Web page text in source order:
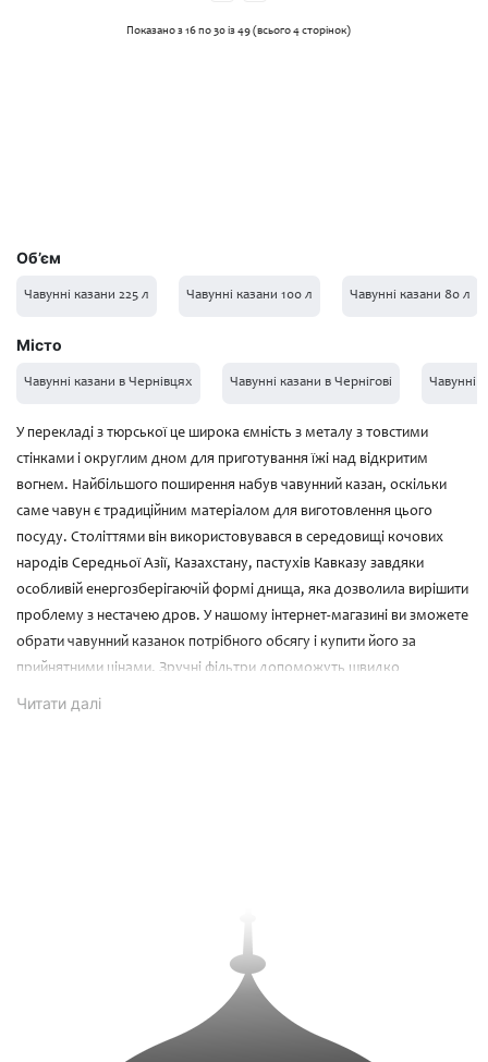
Показано з 16 по 30 із 49 (всього 4 сторінок)
Об’єм
Чавунні казани 225 л Чавунні казани 100 л Чавунні казани 80 л
Місто
Чавунні казани в Чернівцях Чавунні казани в Чернігові Чавунні
У перекладі з тюрської це широка ємність з металу з товстими
стінками і округлим дном для приготування їжі над відкритим
вогнем. Найбільшого поширення набув чавунний казан, оскільки
саме чавун є традиційним матеріалом для виготовлення цього
посуду. Століттями він використовувався в середовищі кочових
народів Середньої Азії, Казахстану, пастухів Кавказу завдяки
особливій енергозберігаючій формі днища, яка дозволила вирішити
проблему з нестачею дров. У нашому інтернет-магазині ви зможете
обрати чавунний казанок потрібного обсягу і купити його за
прийнятними цінами. Зручні фільтри допоможуть швидко
відсортувати товар, а на всі питання дадуть відповідь досвідчені
міцність і приголомшлива довговічність - єдине, чого боїться
чавун - падіння з великої висоти. За умови адекватного
поводження та мінімального догляду, він здатний прослужити
Читати далі